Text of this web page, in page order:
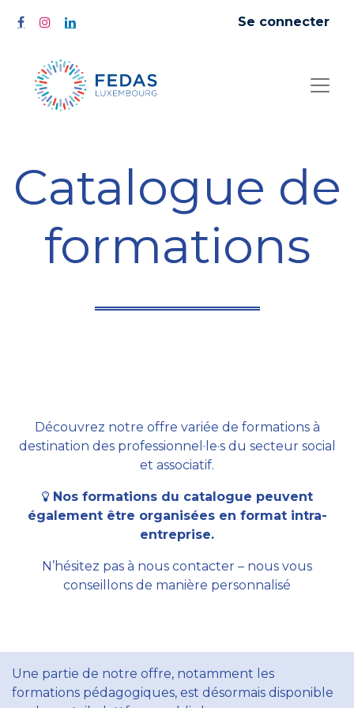
Se connecter
Catalogue de
formations
Découvrez notre offre variée de formations à
destination des professionnel·le·s du secteur social
et associatif.
Nos formations du catalogue peuvent
également être organisées en format intra-
entreprise.
N’hésitez pas à nous contacter – nous vous
conseillons de manière personnalisé
Une partie de notre offre, notamment les
formations pédagogiques, est désormais disponible